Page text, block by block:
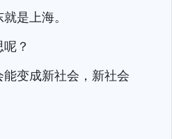
是上海。
？
能变成新社会，新社会